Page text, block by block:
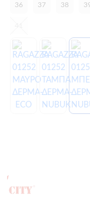
36 37 38